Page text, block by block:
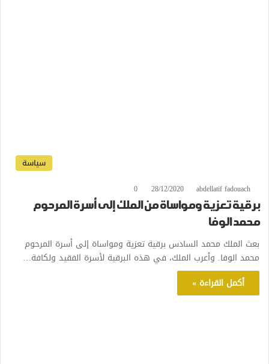
سياسة
abdellatif fadouach
28/12/2020
0
برقية تعزية ومواساة من الملك إلى أسرة المرحوم
محمد الوفا
بعث الملك محمد السادس برقية تعزية ومواساة إلى أسرة المرحوم
محمد الوفا. وأعرب الملك، في هذه البرقية لأسرة الفقيد ولكافة…
أكمل القراءة »